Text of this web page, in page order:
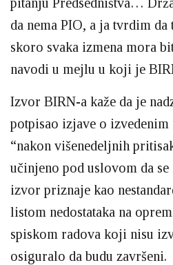
da nema PIO, a ja tvrdim
skoro svaka izmena mora
navodi u mejlu u koji je
Izvor BIRN-a kaže da je
potpisao izjave o
“nakon višenedeljnih
učinjeno pod uslovom da
izvor priznaje kao
listom nedostataka na
spiskom radova koji nisu
osiguralo da budu završeni.